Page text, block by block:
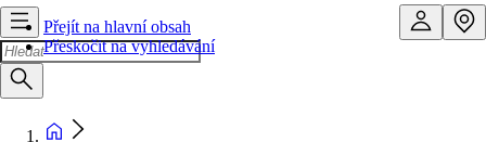
Přejít na hlavní obsah
Přeskočit na vyhledávání